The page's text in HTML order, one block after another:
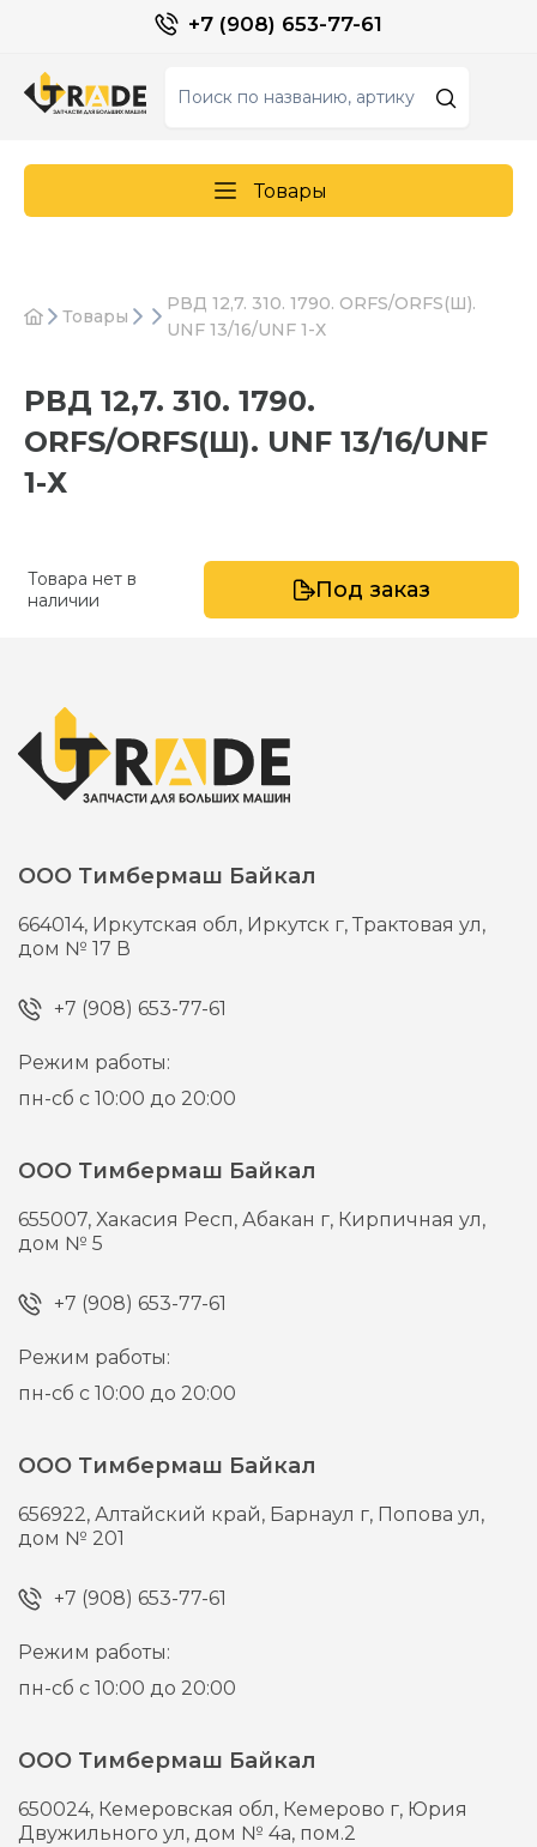
+7 (908) 653-77-61
Товары
Товары
РВД 12,7. 310. 1790. ORFS/ORFS(Ш).
UNF 13/16/UNF 1-Х
РВД 12,7. 310. 1790.
ORFS/ORFS(Ш). UNF 13/16/UNF
1-Х
Товара нет в
наличии
Под заказ
ООО Тимбермаш Байкал
664014, Иркутская обл, Иркутск г,Трактовая ул,
дом № 17 В
+7 (908) 653-77-61
Режим работы:
пн-сб с 10:00 до 20:00
ООО Тимбермаш Байкал
655007,Хакасия Респ, Абакан г, Кирпичная ул,
дом № 5
+7 (908) 653-77-61
Режим работы:
пн-сб с 10:00 до 20:00
ООО Тимбермаш Байкал
656922,Алтайский край, Барнаул г, Попова ул,
дом № 201
+7 (908) 653-77-61
Режим работы:
пн-сб с 10:00 до 20:00
ООО Тимбермаш Байкал
650024, Кемеровская обл, Кемерово г, Юрия
Двужильного ул, дом № 4а, пом.2